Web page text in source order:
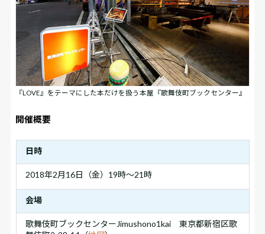
『LOVE』をテーマにした本だけを扱う本屋『歌舞伎町ブックセンター』
開催概要
日時
2018年2月16日（金）19時～21時
会場
歌舞伎町ブックセンターJimushono1kai 東京都新宿区歌